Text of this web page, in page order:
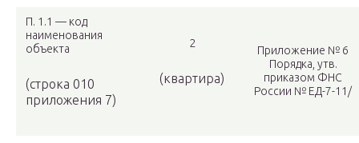
П. 1.1 — код
наименования
объекта
(строка 010
приложения 7)
2
(квартира)
Приложение № 6
Порядка, утв.
приказом ФНС
России № ЕД-7-11/